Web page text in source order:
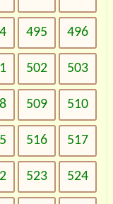
495 496
502 503
509 510
516 517
523 524